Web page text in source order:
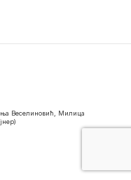
Веселиновић, Милица